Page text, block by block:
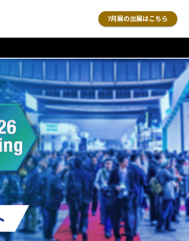
7月展の出展はこちら